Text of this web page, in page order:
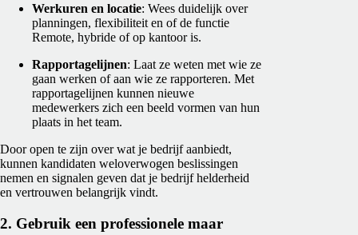
Werkuren en locatie: Wees duidelijk over
planningen, flexibiliteit en of de functie
Remote, hybride of op kantoor is.
Rapportagelijnen: Laat ze weten met wie ze
gaan werken of aan wie ze rapporteren. Met
rapportagelijnen kunnen nieuwe
medewerkers zich een beeld vormen van hun
plaats in het team.
Door open te zijn over wat je bedrijf aanbiedt,
kunnen kandidaten weloverwogen beslissingen
nemen en signalen geven dat je bedrijf helderheid
en vertrouwen belangrijk vindt.
2. Gebruik een professionele maar